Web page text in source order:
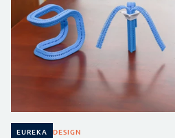
EUREKA DESIGN